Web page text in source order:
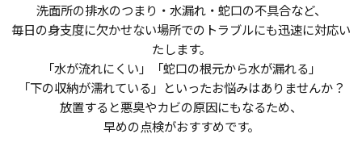
洗面所の排水のつまり・水漏れ・蛇口の不具合など、
毎日の身支度に欠かせない場所でのトラブルにも迅速に対応い
たします。
「水が流れにくい」「蛇口の根元から水が漏れる」
「下の収納が濡れている」といったお悩みはありませんか？
放置すると悪臭やカビの原因にもなるため、
早めの点検がおすすめです。